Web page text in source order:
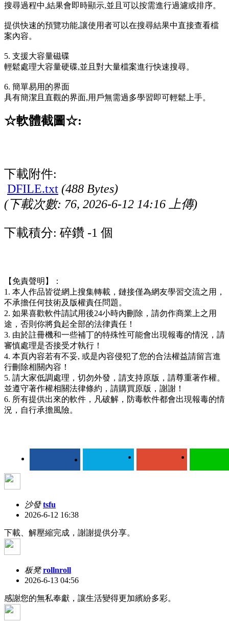
搜尋過程中,結果會即時顯示,並且可以按需進行過濾或排序。
提供快速的預覽功能,讓使用者可以在搜尋結果中直接查看檔
案內容。
5. 支援大容量磁碟
輕鬆處理大容量硬碟,並且對大量檔案進行快速搜尋。
6. 簡單易用的界面
具有簡潔且直觀的界面,用戶無需過多學習即可輕鬆上手。
☆軟體截圖☆:
下載附件:
DFILE.txt (488 Bytes)
(下載次數: 76, 2026-6-12 14:16 上傳)
下載積分: 碎鑽 -1 個
【免責聲明】：
1. 本人作品皆從網上搜集轉載，鏈接僅為網友學習交流之用，
不承擔任何技術及版權責任問題。
2. 如果喜歡軟件請試用後24小時內刪除，請勿作商業上之用
途，否則你將負起全部的法律責任！
3. 由於註冊機和一些補丁的特殊性可能會出現報毒的情況，請
審慎處理是否接受才執行！
4. 本頁內容若有不妥, 或是內容侵犯了您的合法權益請留言進
行刪除相關內容！
5. 請大家低調處理，切勿外發，請支持原版，請尊重著作權。
並遵守著作權相關法律條約，請購買原版，謝謝！
6. 所有提供出來的軟件，凡破解，防毒軟件都會出現報毒的情
況，自行承擔風險。
沙發 tsfu
2026-6-12 16:38
下載、解壓縮完成，謝謝提供分享。
板凳 rollnroll
2026-6-13 04:56
感謝您的無私奉獻，讓生活變得更加繽紛多彩。